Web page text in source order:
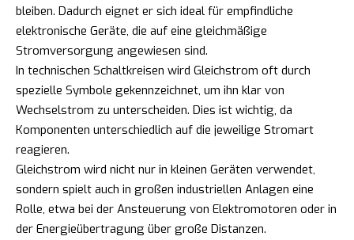
bleiben. Dadurch eignet er sich ideal für empfindliche
elektronische Geräte, die auf eine gleichmäßige
Stromversorgung angewiesen sind.
In technischen Schaltkreisen wird Gleichstrom oft durch
spezielle Symbole gekennzeichnet, um ihn klar von
Wechselstrom zu unterscheiden. Dies ist wichtig, da
Komponenten unterschiedlich auf die jeweilige Stromart
reagieren.
Gleichstrom wird nicht nur in kleinen Geräten verwendet,
sondern spielt auch in großen industriellen Anlagen eine
Rolle, etwa bei der Ansteuerung von Elektromotoren oder in
der Energieübertragung über große Distanzen.